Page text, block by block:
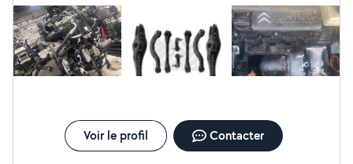
Vidange boîte automatique / mécanique Diagnostic
électronique valise Recherche de panne Capteurs
(pression, température, ABS, etc.) Circuit de
dépression / suralimentation Nettoyage vanne EGR
Petites réparations et entretien général Travail propre,
effectuées.
Voir le profil Contacter